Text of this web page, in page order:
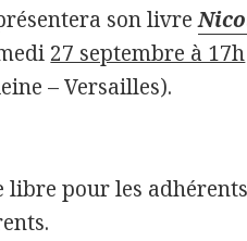
son livre
27 septembre à 17h
– Versailles).
libre pour les